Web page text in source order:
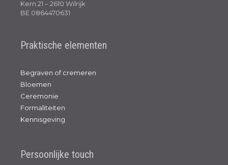
Kern 21 – 2610 Wilrijk
BE 0864470631
Praktische elementen
Begraven of cremeren
Bloemen
Ceremonie
Formaliteiten
Kennisgeving
Persoonlijke touch